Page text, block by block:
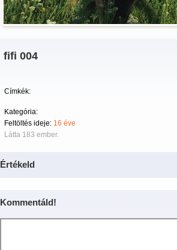
fifi 004
Címkék:
Kategória:
Feltöltés ideje: 16 éve
Látta 183 ember.
Értékeld
Kommentáld!